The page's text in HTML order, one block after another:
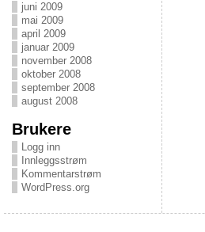
juni 2009
mai 2009
april 2009
januar 2009
november 2008
oktober 2008
september 2008
august 2008
Brukere
Logg inn
Innleggsstrøm
Kommentarstrøm
WordPress.org